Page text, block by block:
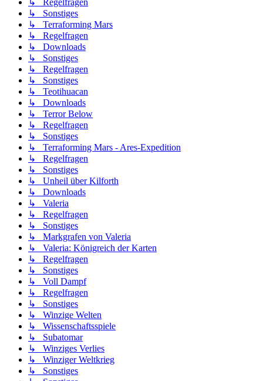
↳ Sonstiges
↳ Terraforming Mars
↳ Regelfragen
↳ Downloads
↳ Sonstiges
↳ Regelfragen
↳ Sonstiges
↳ Teotihuacan
↳ Downloads
↳ Terror Below
↳ Regelfragen
↳ Sonstiges
↳ Terraforming Mars - Ares-Expedition
↳ Regelfragen
↳ Sonstiges
↳ Unheil über Kilforth
↳ Downloads
↳ Valeria
↳ Regelfragen
↳ Sonstiges
↳ Markgrafen von Valeria
↳ Valeria: Königreich der Karten
↳ Regelfragen
↳ Sonstiges
↳ Voll Dampf
↳ Regelfragen
↳ Sonstiges
↳ Winzige Welten
↳ Wissenschaftsspiele
↳ Subatomar
↳ Winziges Verlies
↳ Winziger Weltkrieg
↳ Sonstiges